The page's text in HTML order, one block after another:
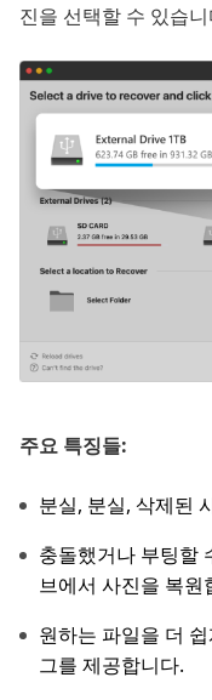
진을 선택할 수 있습니
주요 특징들:
분실, 분실, 삭제된
충돌했거나 부팅할
브에서 사진을 복원
원하는 파일을 더
그를 제공합니다.